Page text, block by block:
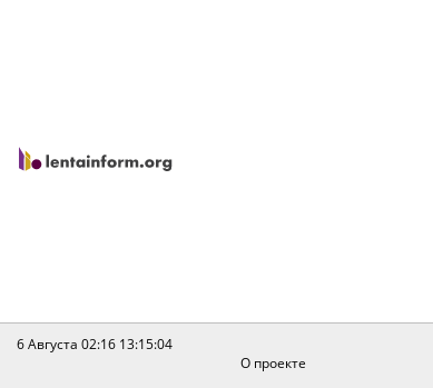
6 Августа 02:16 13:15:04
О проекте